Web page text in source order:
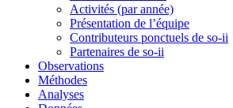
Activités (par année)
Présentation de l’équipe
Contributeurs ponctuels de so-ii
Partenaires de so-ii
Observations
Méthodes
Analyses